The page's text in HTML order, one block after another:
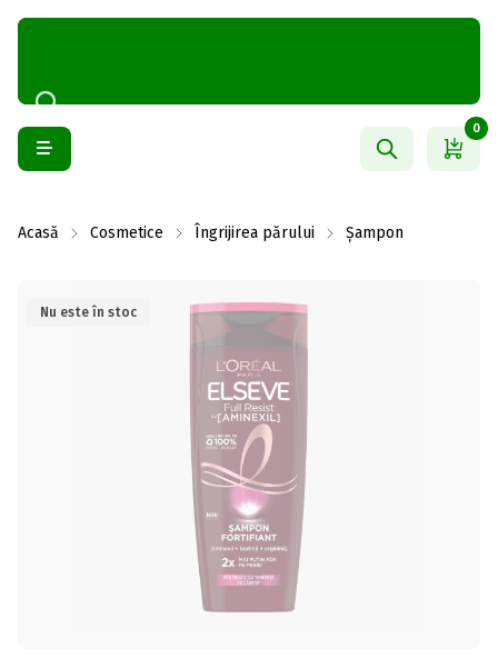
0
Acasă Cosmetice Îngrijirea părului Șampon
Nu este în stoc